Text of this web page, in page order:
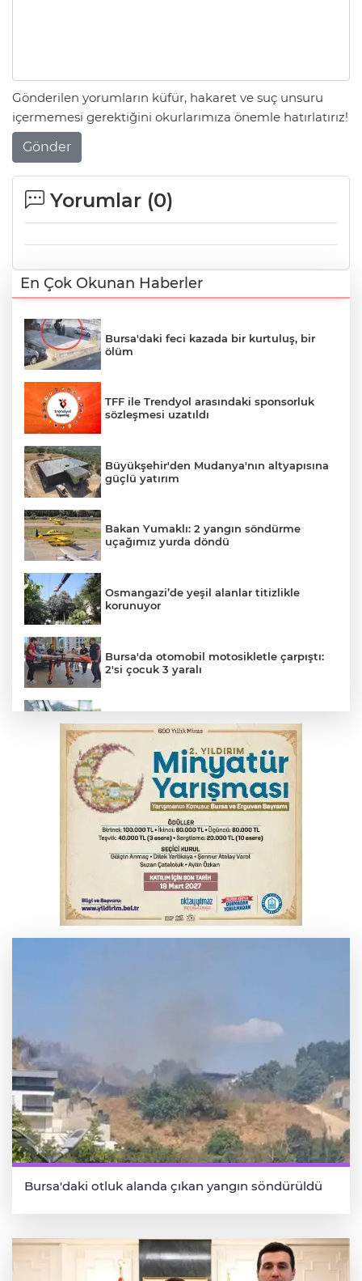
Gönderilen yorumların küfür, hakaret ve suç unsuru
içermemesi gerektiğini okurlarımıza önemle hatırlatırız!
Gönder
Yorumlar (0)
En Çok Okunan Haberler
Bursa'daki feci kazada bir kurtuluş, bir
ölüm
TFF ile Trendyol arasındaki sponsorluk
sözleşmesi uzatıldı
Büyükşehir'den Mudanya'nın altyapısına
güçlü yatırım
Bakan Yumaklı: 2 yangın söndürme
uçağımız yurda döndü
Osmangazi’de yeşil alanlar titizlikle
korunuyor
Bursa'da otomobil motosikletle çarpıştı:
2'si çocuk 3 yaralı
yansıyacak mı?
Bursa'da alkollü sürücü mahalleyi savaş
alanına çevirdi
Bursa'da tavuk çiftliğinde yangın
Suriye'de 14 yıl sonra bir ilk
Bursa'daki otluk alanda çıkan yangın söndürüldü